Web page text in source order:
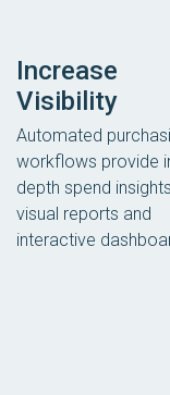
Increase
Visibility
Automated
workflows provide
depth spend
visual reports and
interactive